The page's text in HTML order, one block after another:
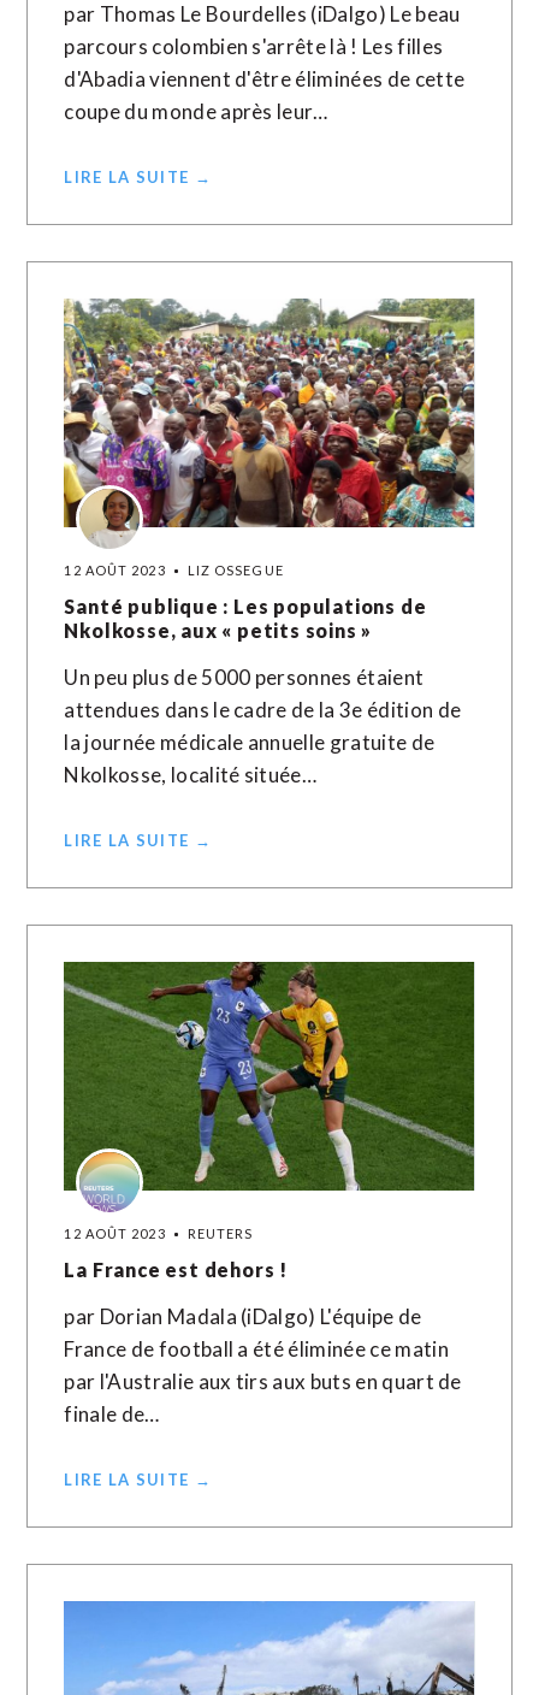
par Thomas Le Bourdelles (iDalgo) Le beau
parcours colombien s'arrête là ! Les filles
d'Abadia viennent d'être éliminées de cette
coupe du monde après leur…
LIRE LA SUITE →
12 AOÛT 2023 LIZ OSSEGUE
Santé publique : Les populations de
Nkolkosse, aux « petits soins »
Un peu plus de 5000 personnes étaient
attendues dans le cadre de la 3e édition de
la journée médicale annuelle gratuite de
Nkolkosse, localité située…
LIRE LA SUITE →
12 AOÛT 2023 REUTERS
La France est dehors !
par Dorian Madala (iDalgo) L'équipe de
France de football a été éliminée ce matin
par l'Australie aux tirs aux buts en quart de
finale de…
LIRE LA SUITE →